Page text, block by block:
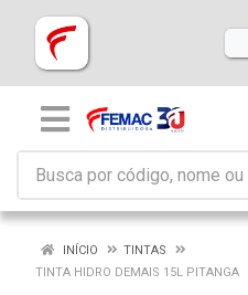
INÍCIO
TINTAS
TINTA HIDRO DEMAIS 15L PITANGA